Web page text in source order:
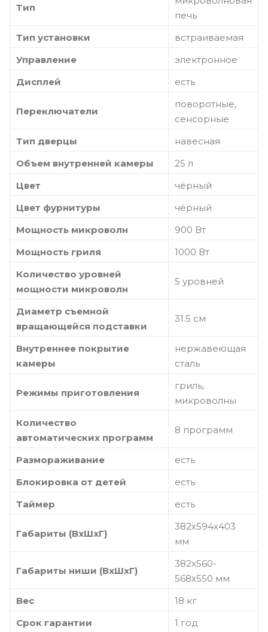
Тип
печь
Тип установки
встраиваемая
Управление
электронное
Дисплей
есть
Переключатели
поворотные,
сенсорные
Тип дверцы
навесная
Объем внутренней камеры
25 л
Цвет
чёрный
Цвет фурнитуры
чёрный
Мощность микроволн
900 Вт
Мощность гриля
1000 Вт
Количество уровней
мощности микроволн
5 уровней
Диаметр съемной
вращающейся подставки
31.5 см
Внутреннее покрытие
камеры
нержавеющая
сталь
Режимы приготовления
гриль,
микроволны
Количество
автоматических программ
8 программ
Размораживание
есть
Блокировка от детей
есть
Таймер
есть
Габариты (ВхШхГ)
382х594х403
мм
Габариты ниши (ВхШхГ)
382х560-
568х550 мм
Вес
18 кг
Срок гарантии
1 год